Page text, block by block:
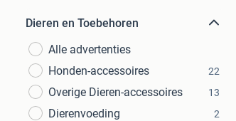
Dieren en Toebehoren
Alle advertenties
Honden-accessoires
22
Overige Dieren-accessoires 13
Dierenvoeding 2